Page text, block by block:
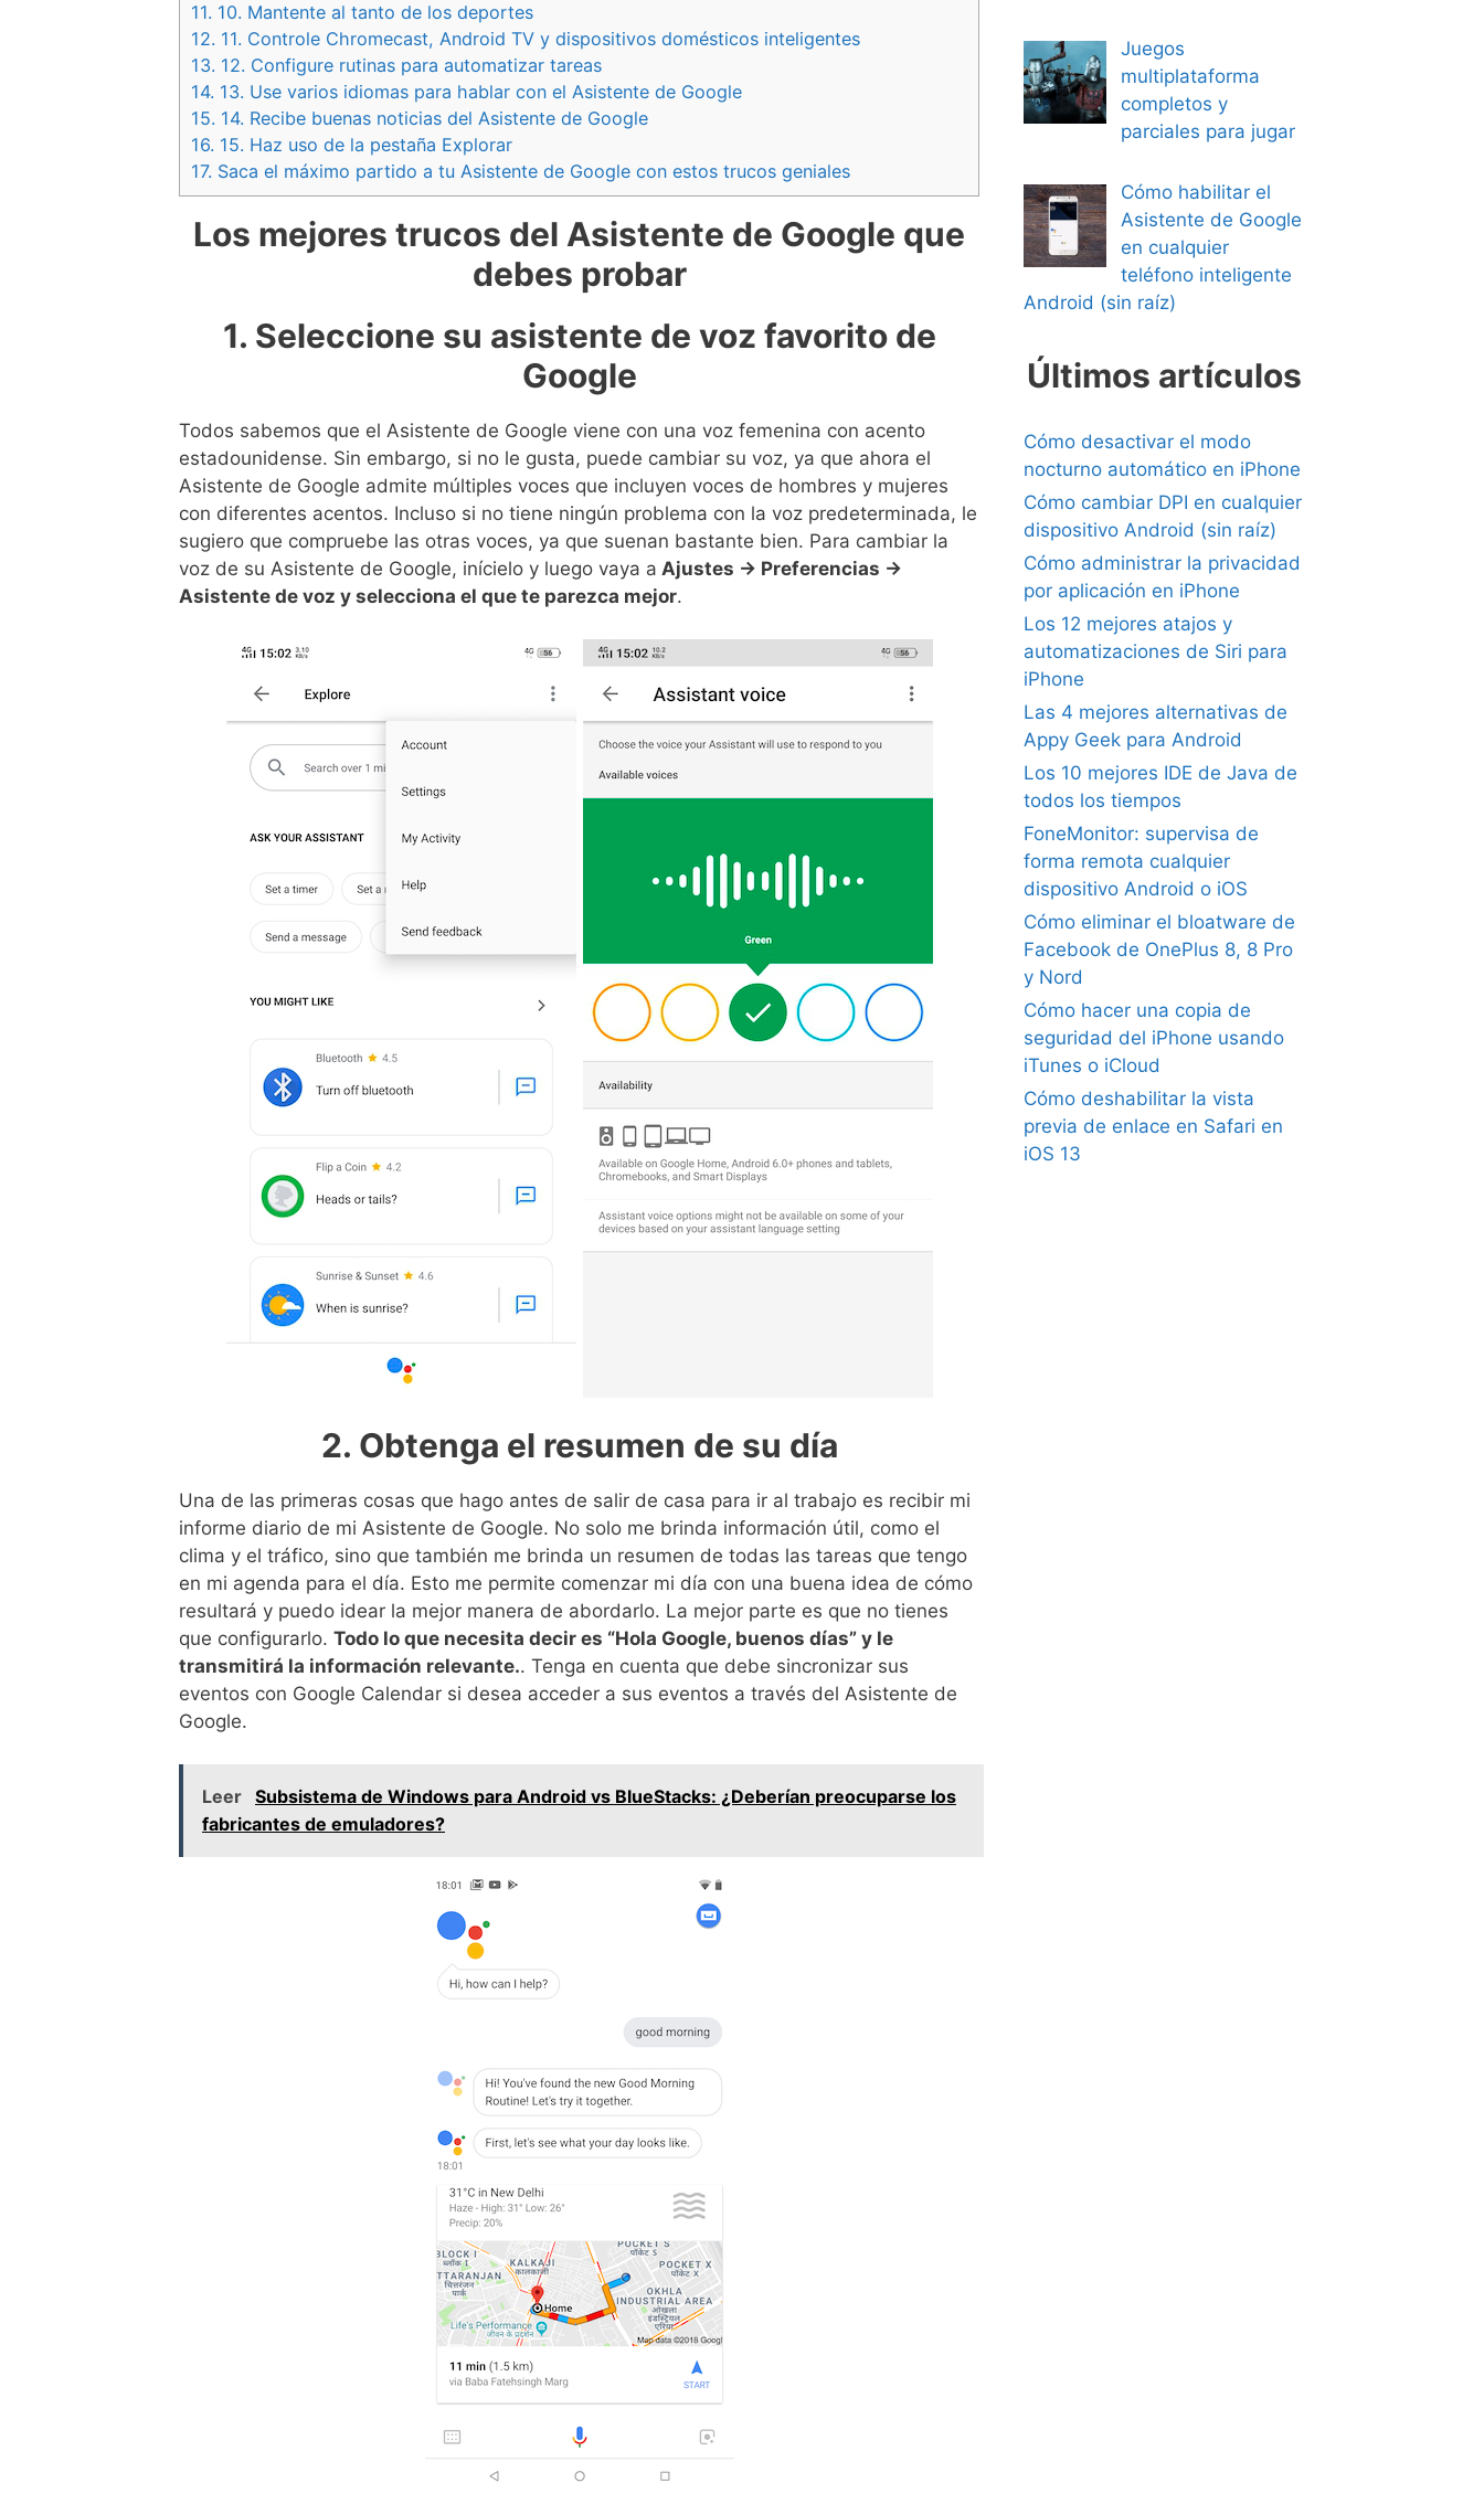
11. 10. Mantente al tanto de los deportes
12. 11. Controle Chromecast, Android TV y dispositivos domésticos inteligentes
13. 12. Configure rutinas para automatizar tareas
14. 13. Use varios idiomas para hablar con el Asistente de Google
15. 14. Recibe buenas noticias del Asistente de Google
16. 15. Haz uso de la pestaña Explorar
17. Saca el máximo partido a tu Asistente de Google con estos trucos geniales
Los mejores trucos del Asistente de Google que
debes probar
1. Seleccione su asistente de voz favorito de
Google
Todos sabemos que el Asistente de Google viene con una voz femenina con acento
estadounidense. Sin embargo, si no le gusta, puede cambiar su voz, ya que ahora el
Asistente de Google admite múltiples voces que incluyen voces de hombres y mujeres
con diferentes acentos. Incluso si no tiene ningún problema con la voz predeterminada, le
sugiero que compruebe las otras voces, ya que suenan bastante bien. Para cambiar la
voz de su Asistente de Google, inícielo y luego vaya a Ajustes -> Preferencias ->
Asistente de voz y selecciona el que te parezca mejor.
2. Obtenga el resumen de su día
Una de las primeras cosas que hago antes de salir de casa para ir al trabajo es recibir mi
informe diario de mi Asistente de Google. No solo me brinda información útil, como el
clima y el tráfico, sino que también me brinda un resumen de todas las tareas que tengo
en mi agenda para el día. Esto me permite comenzar mi día con una buena idea de cómo
resultará y puedo idear la mejor manera de abordarlo. La mejor parte es que no tienes
que configurarlo. Todo lo que necesita decir es “Hola Google, buenos días” y le
transmitirá la información relevante.. Tenga en cuenta que debe sincronizar sus
eventos con Google Calendar si desea acceder a sus eventos a través del Asistente de
Google.
Leer Subsistema de Windows para Android vs BlueStacks: ¿Deberían preocuparse los
fabricantes de emuladores?
Juegos
multiplataforma
completos y
parciales para jugar
Cómo habilitar el
Asistente de Google
en cualquier
teléfono inteligente
Android (sin raíz)
Últimos artículos
Cómo desactivar el modo
nocturno automático en iPhone
Cómo cambiar DPI en cualquier
dispositivo Android (sin raíz)
Cómo administrar la privacidad
por aplicación en iPhone
Los 12 mejores atajos y
automatizaciones de Siri para
iPhone
Las 4 mejores alternativas de
Appy Geek para Android
Los 10 mejores IDE de Java de
todos los tiempos
FoneMonitor: supervisa de
forma remota cualquier
dispositivo Android o iOS
Cómo eliminar el bloatware de
Facebook de OnePlus 8, 8 Pro
y Nord
Cómo hacer una copia de
seguridad del iPhone usando
iTunes o iCloud
Cómo deshabilitar la vista
previa de enlace en Safari en
iOS 13